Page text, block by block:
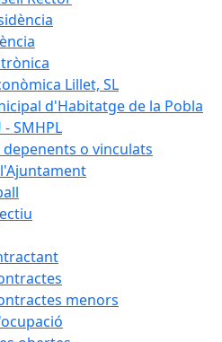
Lillet, SL
d'Habitatge de la Pobla
- SMHPL
o vinculats
menors